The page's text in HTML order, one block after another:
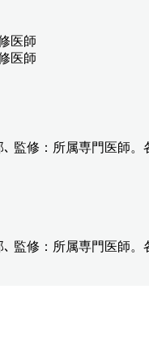
医師
医師
監修：所属専門医師
監修：所属専門医師